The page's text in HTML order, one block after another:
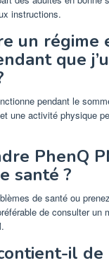
instructions.
un régime
que
pendant le
une activité physique
PhenQ
santé ?
de santé ou
de consulter un
il de